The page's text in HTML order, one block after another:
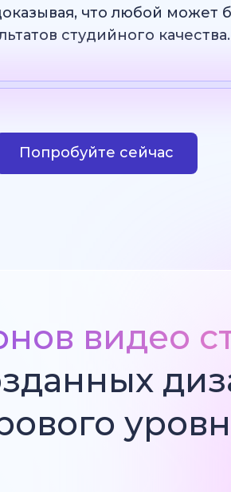
что любой может
студийного качества.
Попробуйте сейчас
видео